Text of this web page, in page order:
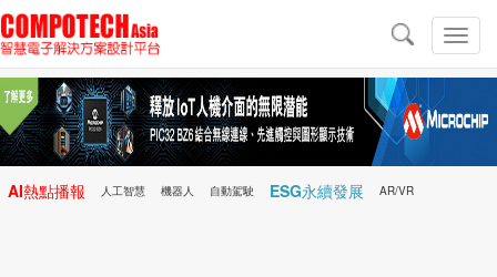
切
換
導
導
航
AI熱點播報 人工智慧 機器人 自動駕駛 ESG永續發展 AR/VR